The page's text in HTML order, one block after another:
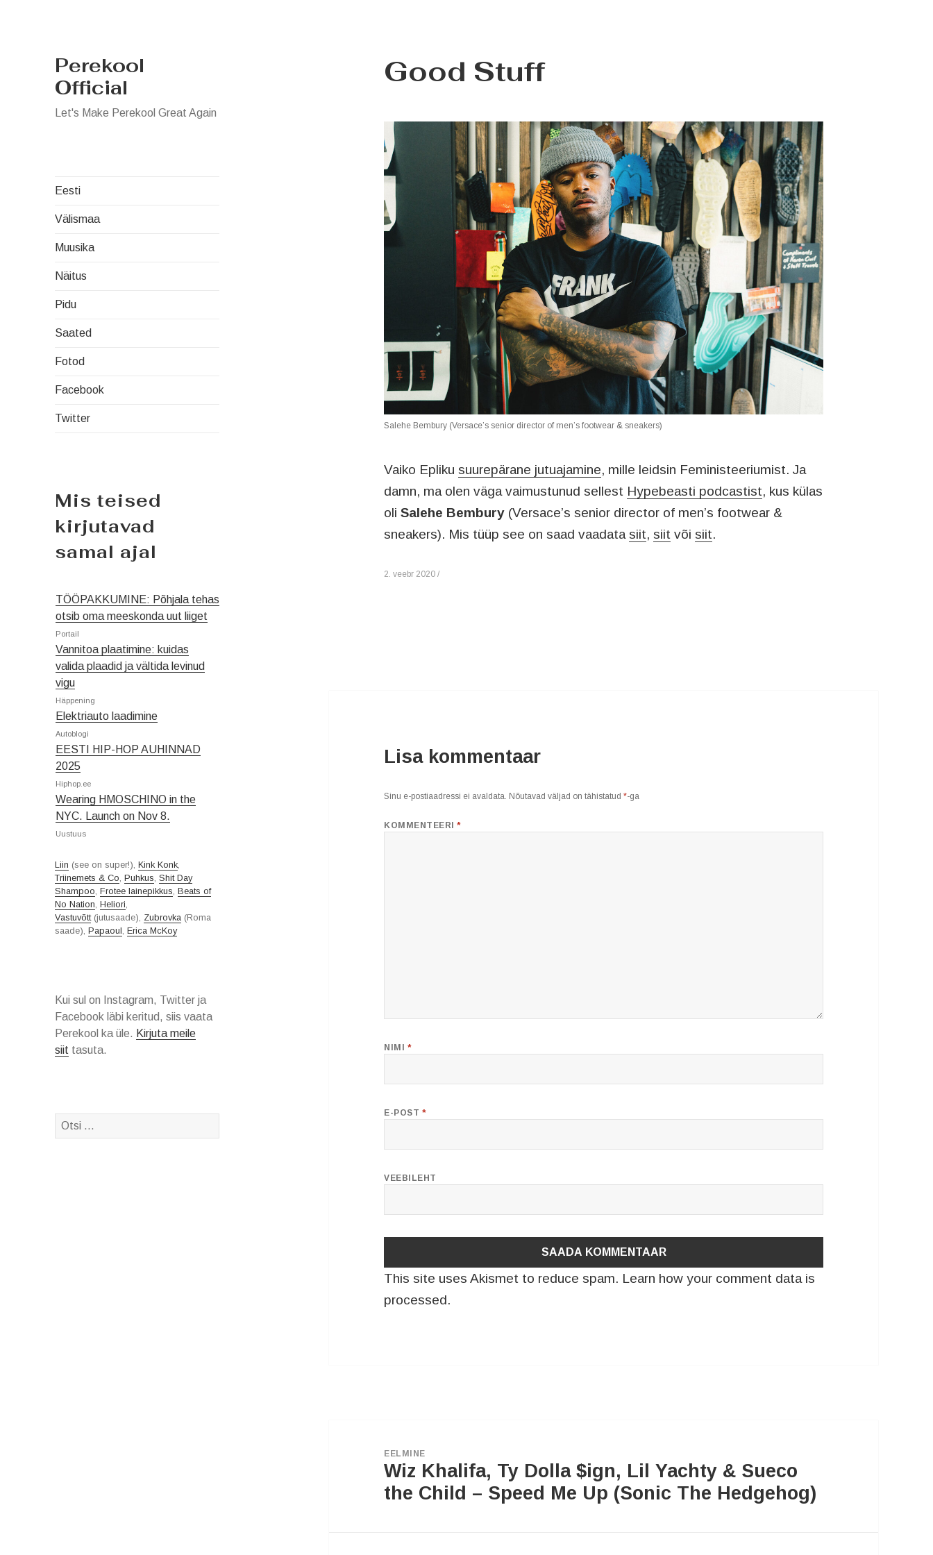
Perekool
Official
Let's Make Perekool Great Again
Eesti
Välismaa
Muusika
Näitus
Pidu
Saated
Fotod
Facebook
Twitter
Mis teised
kirjutavad
samal ajal
TÖÖPAKKUMINE: Põhjala tehas
otsib oma meeskonda uut liiget
Portail
Vannitoa plaatimine: kuidas
valida plaadid ja vältida levinud
vigu
Häppening
Elektriauto laadimine
Autoblogi
EESTI HIP-HOP AUHINNAD
2025
Hiphop.ee
Wearing HMOSCHINO in the
NYC. Launch on Nov 8.
Uustuus
Liin (see on super!),Kink Konk
Triinemets & Co ,Puhkus ,Shit Day
Shampoo ,Frotee lainepikkus ,Beats of
No Nation ,Heliori
Vastuvõtt(jutusaade), Zubrovka (Roma
saade),Papaoul ,Erica McKoy
Kui sul on Instagram, Twitter ja
Facebook läbi keritud, siis vaata
Perekool ka üle. Kirjuta meile
siit tasuta.
Otsi:
Good Stuff
Salehe Bembury (Versace’s senior director of men’s footwear & sneakers)
Vaiko Eplikusuurepärane jutuajamine, mille leidsin Feministeeriumist. Ja
damn, ma olen väga vaimustunud sellest Hypebeasti podcastist, kus külas
oliSalehe Bembury (Versace’s senior director of men’s footwear &
sneakers). Mis tüüp see on saad vaadatasiit,siit võisiit.
2. veebr 2020 /
Lisa kommentaar
Sinu e-postiaadressi ei avaldata. Nõutavad väljad on tähistatud*-ga
KOMMENTEERI*
NIMI *
E-POST *
VEEBILEHT
This site uses Akismet to reduce spam. Learn how your comment data is
processed.
EELMINE
Eelmine
postitus:
Wiz Khalifa, Ty Dolla $ign, Lil Yachty & Sueco
the Child – Speed Me Up (Sonic The Hedgehog)